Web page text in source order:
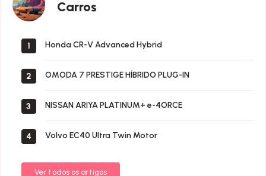
Carros
1 Honda CR-V Advanced Hybrid
2 OMODA 7 PRESTIGE HÍBRIDO PLUG-IN
3 NISSAN ARIYA PLATINUM+ e-4ORCE
4 Volvo EC40 Ultra Twin Motor
Ver todos os artigos